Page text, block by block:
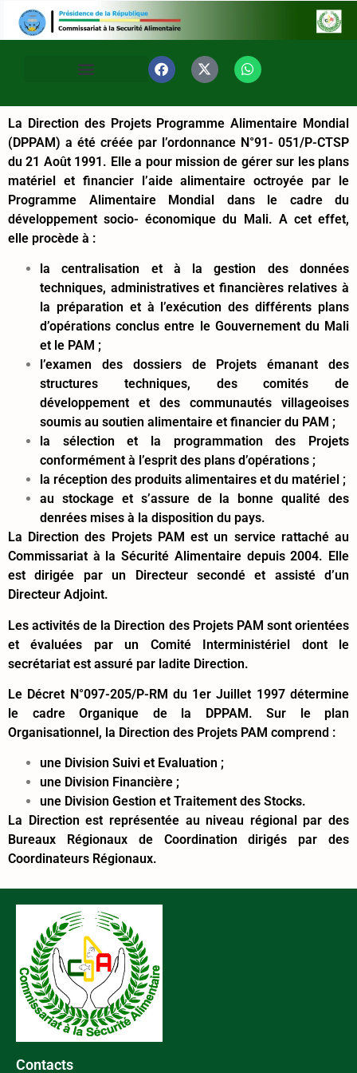
La Direction des Projets Programme Alimentaire Mondial
(DPPAM) a été créée par l’ordonnance N°91- 051/P-CTSP
du 21 Août 1991. Elle a pour mission de gérer sur les plans
matériel et financier l’aide alimentaire octroyée par le
Programme Alimentaire Mondial dans le cadre du
développement socio- économique du Mali. A cet effet,
elle procède à :
la centralisation et à la gestion des données
techniques, administratives et financières relatives à
la préparation et à l’exécution des différents plans
d’opérations conclus entre le Gouvernement du Mali
et le PAM ;
l’examen des dossiers de Projets émanant des
structures techniques, des comités de
développement et des communautés villageoises
soumis au soutien alimentaire et financier du PAM ;
la sélection et la programmation des Projets
conformément à l’esprit des plans d’opérations ;
la réception des produits alimentaires et du matériel ;
au stockage et s’assure de la bonne qualité des
denrées mises à la disposition du pays.
La Direction des Projets PAM est un service rattaché au
Commissariat à la Sécurité Alimentaire depuis 2004. Elle
est dirigée par un Directeur secondé et assisté d’un
Directeur Adjoint.
Les activités de la Direction des Projets PAM sont orientées
et évaluées par un Comité Interministériel dont le
secrétariat est assuré par ladite Direction.
Le Décret N°097-205/P-RM du 1er Juillet 1997 détermine
le cadre Organique de la DPPAM. Sur le plan
Organisationnel, la Direction des Projets PAM comprend :
une Division Suivi et Evaluation ;
une Division Financière ;
une Division Gestion et Traitement des Stocks.
La Direction est représentée au niveau régional par des
Bureaux Régionaux de Coordination dirigés par des
Coordinateurs Régionaux.
Contacts